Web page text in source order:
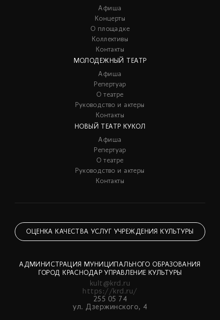
Афиша
Концерты
О площадке
Коллективы
Контакты
МОЛОДЕЖНЫЙ ТЕАТР
Афиша
Репертуар
О театре
Руководство и актеры
Контакты
НОВЫЙ ТЕАТР КУКОЛ
Афиша
Репертуар
О театре
Руководство и актеры
Контакты
ОЦЕНКА КАЧЕСТВА УСЛУГ УЧРЕЖДЕНИЯ КУЛЬТУРЫ
АДМИНИСТРАЦИЯ МУНИЦИПАЛЬНОГО ОБРАЗОВАНИЯ
ГОРОД КРАСНОДАР УПРАВЛЕНИЕ КУЛЬТУРЫ
kult@krd.ru
https://krd.ru/
255 05 74
ул. Дзержинского, 4